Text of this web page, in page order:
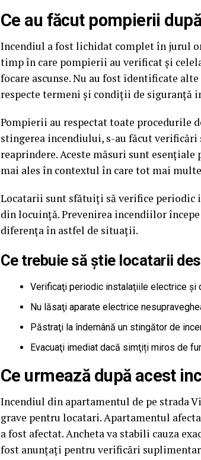
Ce au făcut pompierii
Incendiul a fost lichidat complet în jurul
timp în care pompierii au verificat și
focare ascunse. Nu au fost identificate
respecte termeni și condiţii de siguranţă
Pompierii au respectat toate procedurile
stingerea incendiului, s-au făcut
reaprindere. Aceste măsuri sunt
mai ales în contextul în care tot mai
Locatarii sunt sfătuiţi să verifice periodic
din locuinţă. Prevenirea incendiilor
diferenţa în astfel de situaţii.
Ce trebuie să știe locatarii
Verificaţi periodic instalaţiile electrice și
Nu lăsaţi aparate electrice
Păstraţi la îndemână un stingător de
Evacuaţi imediat dacă simţiți miros de
Ce urmează după acest
Incendiul din apartamentul de pe strada
grave pentru locatari. Apartamentul
a fost afectat. Ancheta va stabili cauza
fost anunțați pentru verificări